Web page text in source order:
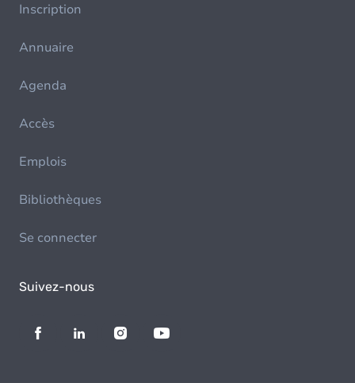
Inscription
Annuaire
Agenda
Accès
Emplois
Bibliothèques
Se connecter
Suivez-nous